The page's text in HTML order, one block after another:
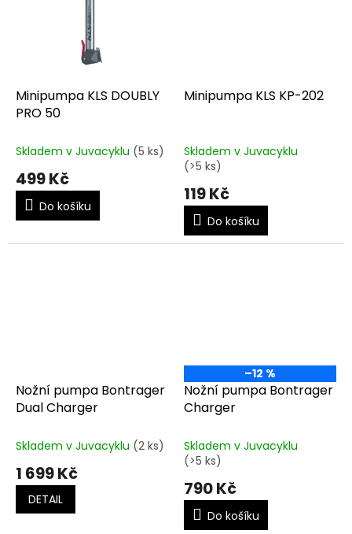
Minipumpa KLS DOUBLY
PRO 50
Skladem v Juvacyklu (5 ks)
499 Kč
Do košíku
Minipumpa KLS KP-202
Skladem v Juvacyklu
(>5 ks)
119 Kč
Do košíku
Nožní pumpa Bontrager
Dual Charger
Skladem v Juvacyklu (2 ks)
1 699 Kč
DETAIL
–12 %
Nožní pumpa Bontrager
Charger
Skladem v Juvacyklu
(>5 ks)
790 Kč
Do košíku